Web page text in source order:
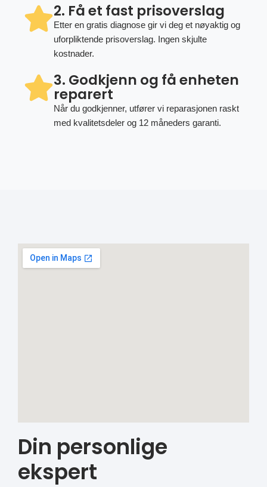
2. Få et fast prisoverslag
Etter en gratis diagnose gir vi deg et nøyaktig og
uforpliktende prisoverslag. Ingen skjulte
kostnader.
3. Godkjenn og få enheten
reparert
Når du godkjenner, utfører vi reparasjonen raskt
med kvalitetsdeler og 12 måneders garanti.
Din personlige
ekspert